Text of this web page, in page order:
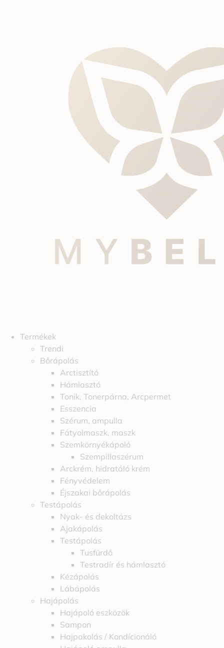
Termékek
Trendi
Bőrápolás
Arctisztító
Hámlasztó
Tonik, Tonerpárna, Arcpermet
Esszencia
Szérum, ampulla
Fátyolmaszk, maszk
Szemkörnyékápoló
Szempillaszérum
Arckrém, hidratáló krém
Fényvédelem
Éjszakai bőrápolás
Testápolás
Nyak- és dekoltázs
Ajakápolás
Testápolás
Tusfürdő
Testradír és hámlasztó
Kézápolás
Lábápolás
Hajápolás
Hajápoló eszközök
Sampon
Hajpakolás / Kondícionáló